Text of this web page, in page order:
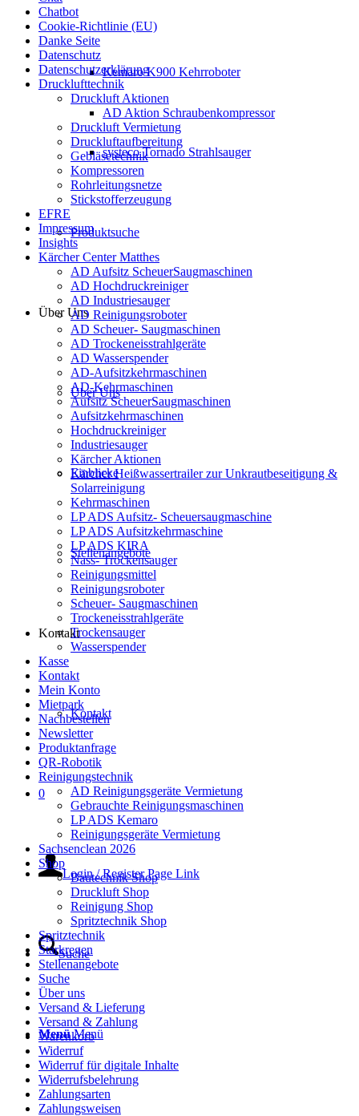
Kemaro K900 Kehrroboter
systeco Tornado Strahlsauger
Produktsuche
Über Uns
Über Uns
Einblicke
Stellenangebote
Kontakt
Kontakt
0
Login / Register Page Link
Suche
Menü Menü
Chatbot
Cookie-Richtlinie (EU)
Danke Seite
Datenschutz
Datenschutzerklärung
Drucklufttechnik
Druckluft Aktionen
AD Aktion Schraubenkompressor
Druckluft Vermietung
Druckluftaufbereitung
Gebläsetechnik
Kompressoren
Rohrleitungsnetze
Stickstofferzeugung
EFRE
Impressum
Insights
Kärcher Center Matthes
AD Aufsitz ScheuerSaugmaschinen
AD Hochdruckreiniger
AD Industriesauger
AD Reinigungsroboter
AD Scheuer- Saugmaschinen
AD Trockeneisstrahlgeräte
AD Wasserspender
AD-Aufsitzkehrmaschinen
AD-Kehrmaschinen
Aufsitz ScheuerSaugmaschinen
Aufsitzkehrmaschinen
Hochdruckreiniger
Industriesauger
Kärcher Aktionen
Kärcher Heißwassertrailer zur Unkrautbeseitigung &
Solarreinigung
Kehrmaschinen
LP ADS Aufsitz- Scheuersaugmaschine
LP ADS Aufsitzkehrmaschine
LP ADS KIRA
Nass- Trockensauger
Reinigungsmittel
Reinigungsroboter
Scheuer- Saugmaschinen
Trockeneisstrahlgeräte
Trockensauger
Wasserspender
Kasse
Kontakt
Mein Konto
Mietpark
Nachbestellen
Newsletter
Produktanfrage
QR-Robotik
Reinigungstechnik
AD Reinigungsgeräte Vermietung
Gebrauchte Reinigungsmaschinen
LP ADS Kemaro
Reinigungsgeräte Vermietung
Sachsenclean 2026
Shop
Bautechnik Shop
Druckluft Shop
Reinigung Shop
Spritztechnik Shop
Spritztechnik
Starkregen
Stellenangebote
Suche
Über uns
Versand & Lieferung
Versand & Zahlung
Warenkorb
Widerruf
Widerruf für digitale Inhalte
Widerrufsbelehrung
Zahlungsarten
Zahlungsweisen